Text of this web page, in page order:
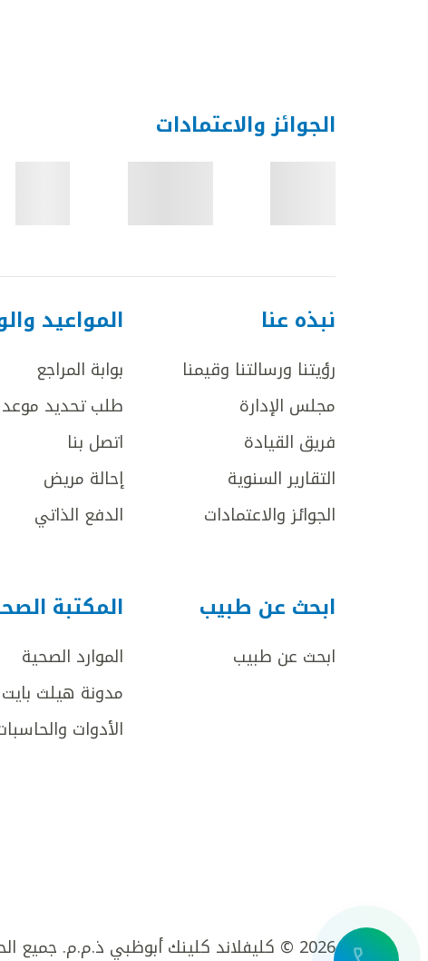
الجوائز والاعتمادات
نبذه عنا
رؤيتنا ورسالتنا وقيمنا
مجلس الإدارة
فريق القيادة
التقارير السنوية
الجوائز والاعتمادات
المواعيد
بوابة المراجع
طلب تحديد موعد
اتصل بنا
إحالة مريض
الدفع الذاتي
ابحث عن طبيب
ابحث عن طبيب
المكتبة
الموارد الصحية
مدونة هيلث بايت
الأدوات
2026 © كليفلاند كلينك أبوظبي ذ.م.م. جميع الحقوق محفوظة.